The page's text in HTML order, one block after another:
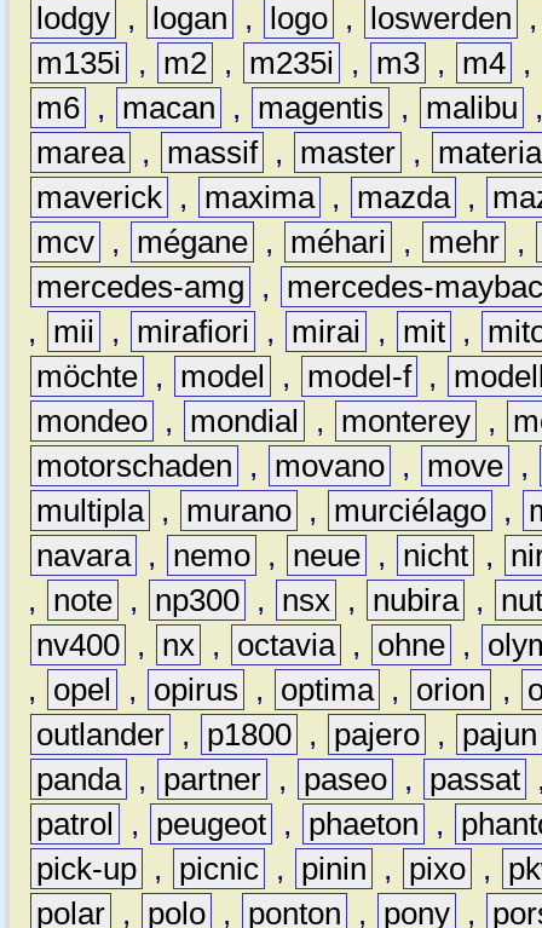
lodgy , logan , logo , loswerden
m135i
, m2 , m235i , m3 , m4 ,
m6 , macan , magentis , malibu
marea , massif , master ,
materia
maverick , maxima , mazda ,
mcv , mégane , méhari , mehr ,
mercedes-amg
,
mercedes-
,
mii , mirafiori , mirai , mit ,
möchte , model , model-f ,
mondeo , mondial , monterey ,
motorschaden
, movano , move ,
multipla , murano , murciélago ,
navara , nemo , neue , nicht ,
,
note , np300 , nsx , nubira ,
nv400 , nx , octavia , ohne ,
,
opel , opirus , optima , orion ,
outlander , p1800 , pajero ,
pajun
panda , partner , paseo , passat
patrol
, peugeot , phaeton ,
pick-up , picnic , pinin , pixo ,
polar , polo , ponton , pony ,